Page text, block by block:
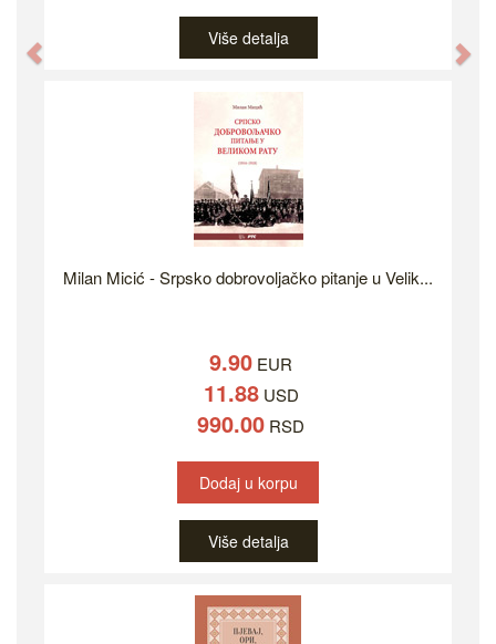
Više detalja
Milan Micić - Srpsko dobrovoljačko pitanje u Velik...
9.90 EUR
11.88USD
990.00 RSD
Dodaj u korpu
Više detalja